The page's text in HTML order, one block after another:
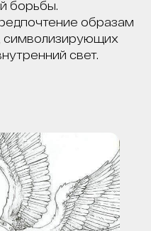
борьбы.
образам
символизирующих
свет.